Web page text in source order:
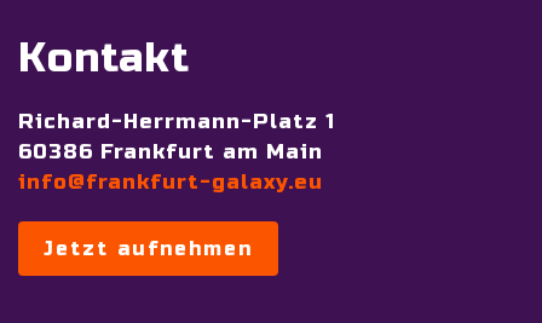
Kontakt
Richard-Herrmann-Platz 1
60386 Frankfurt am Main
info@frankfurt-galaxy.eu
Jetzt aufnehmen